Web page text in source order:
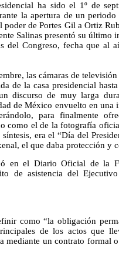
ha sido el 1º de
la apertura de un periodo
de Portes Gil a Ortiz
Salinas presentó su último
del Congreso, fecha que al
las cámaras de
de la casa presidencial
discurso de muy larga
de México envuelto en una
para finalmente
como el de la fotografía
era el “Día del
el que daba protección y
en el Diario Oficial de la
de asistencia del
como “la obligación
de los actos que
mediante un contrato formal